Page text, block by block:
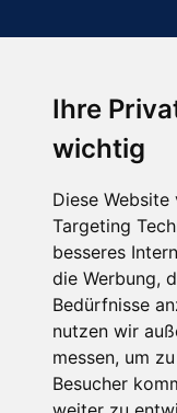
Ihre
wichtig
Diese
Targeting
besseres
die Werbung,
Bedürfnisse
nutzen wir
messen, um
Besucher
Hier finden Sie
Abonnieren
Email*